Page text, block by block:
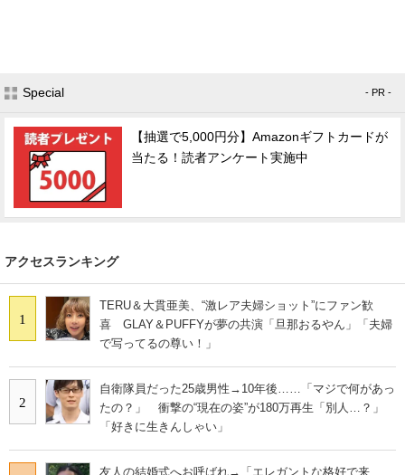
Special - PR -
【抽選で5,000円分】Amazonギフトカードが
当たる！読者アンケート実施中
アクセスランキング
1
TERU＆大貫亜美、“激レア夫婦ショット”にファン歓
喜 GLAY＆PUFFYが夢の共演「旦那おるやん」「夫婦
で写ってるの尊い！」
2
自衛隊員だった25歳男性→10年後……「マジで何があっ
たの？」 衝撃の“現在の姿”が180万再生「別人…？」
「好きに生きんしゃい」
友人の結婚式へお呼ばれ→「エレガントな格好で来